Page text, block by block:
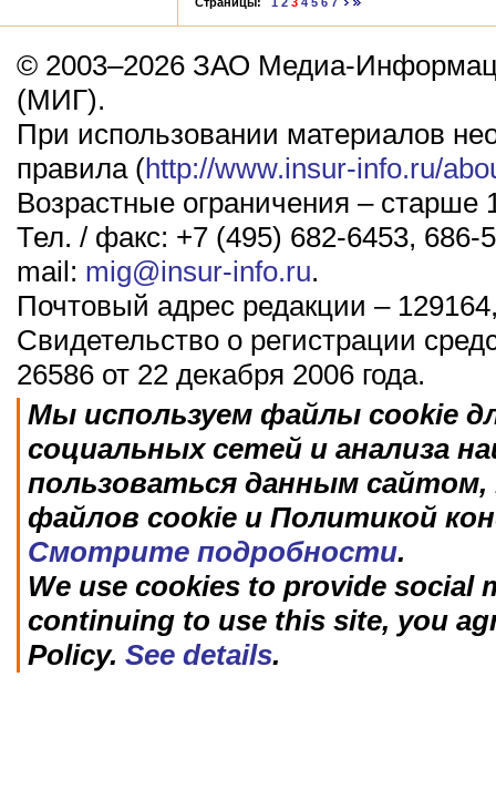
© 2003–2026 ЗАО Медиа-
(МИГ).
При использовании материалов
правила (http://www.insur-info.ru/
Возрастные ограничения – старше
Тел. / факс: +7 (495) 682-6453, 686-
mail: mig@insur-info.ru.
Почтовый адрес редакции –
Свидетельство о регистрации
26586 от 22 декабря 2006 года.
Мы используем файлы cookie
социальных сетей и анализа
пользоваться данным
файлов cookie и Политикой
Смотрите подробности.
We use cookies to provide social
continuing to use this site, you
Policy. See details.